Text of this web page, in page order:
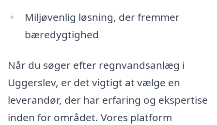
Miljøvenlig løsning, der fremmer
bæredygtighed
Når du søger efter regnvandsanlæg i
Uggerslev, er det vigtigt at vælge en
leverandør, der har erfaring og ekspertise
inden for området. Vores platform